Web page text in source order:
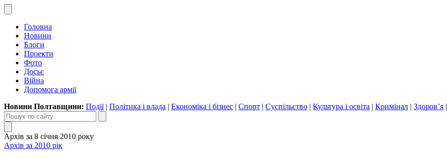
Головна
Новини
Блоги
Проекти
Фото
Досьє
Війна
Допомога армії
Новини Полтавщини: Події| Політика і влада | Економіка і бізнес | Спорт | Суспільство | Культура і освіта | Кримінал | Здоров’я
Архів за 8 січня 2010 року
Архів за 2010 рік